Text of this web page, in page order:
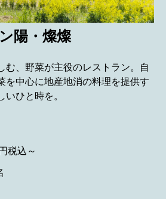
陽・燦燦
む、野菜が主役のレストラン。自
を中心に地産地消の料理を提供す
いひと時を。
税込～